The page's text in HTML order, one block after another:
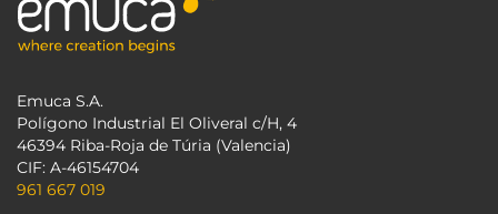
Emuca S.A.
Polígono Industrial El Oliveral c/H, 4
46394 Riba-Roja de Túria (Valencia)
CIF: A-46154704
961 667 019